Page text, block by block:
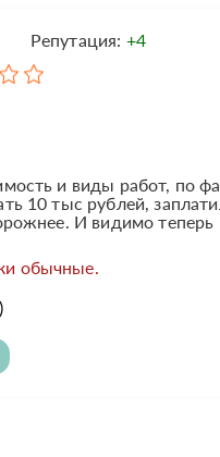
Репутация: +4
и виды работ, по
10 тыс рублей,
И видимо
обычные.